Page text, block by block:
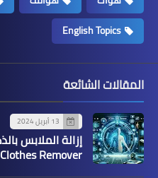
English Topics
المقالات الشائعة
13 أبريل 2024
Clothes Remover